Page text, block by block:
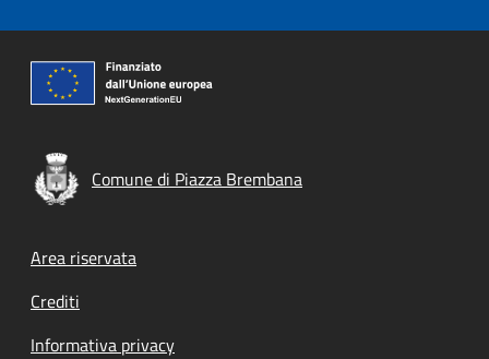
Comune di Piazza Brembana
Footer menu
Area riservata
Crediti
Informativa privacy